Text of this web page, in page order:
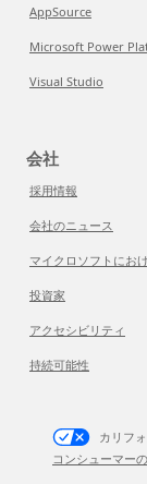
AppSource
Microsoft Power
Visual Studio
会社
採用情報
会社のニュース
マイクロソフトにお
投資家
アクセシビリティ
持続可能性
カリフ
コンシューマー